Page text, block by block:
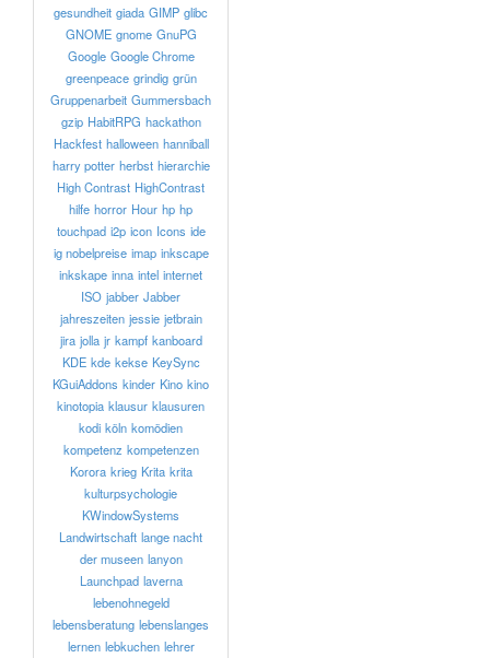
gesundheit giada GIMP glibc
GNOME gnome GnuPG
Google Google Chrome
greenpeace grindig grün
Gruppenarbeit Gummersbach
gzip HabitRPG hackathon
Hackfest halloween hanniball
harry potter herbst hierarchie
High Contrast HighContrast
hilfe horror Hour hp hp
touchpad i2p icon Icons ide
ig nobelpreise imap inkscape
inkskape inna intel internet
ISO jabber Jabber
jahreszeiten jessie jetbrain
jira jolla jr kampf kanboard
KDE kde kekse KeySync
KGuiAddons kinder Kino kino
kinotopia klausur klausuren
kodi köln komödien
kompetenz kompetenzen
Korora krieg Krita krita
kulturpsychologie
KWindowSystems
Landwirtschaft lange nacht
der museen lanyon
Launchpad laverna
lebenohnegeld
lebensberatung lebenslanges
lernen lebkuchen lehrer